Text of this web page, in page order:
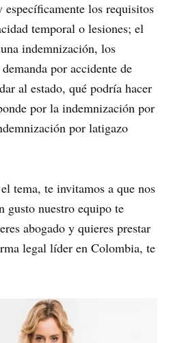
los requisitos
temporal o lesiones; el
indemnización, los
por accidente de
al estado, qué podría hacer
por la indemnización por
por latigazo
tema, te invitamos a que nos
gusto nuestro equipo te
abogado y quieres prestar
legal líder en Colombia, te